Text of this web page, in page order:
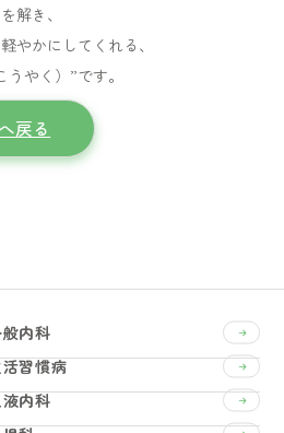
解き、
やかにしてくれる、
やく）”です。
戻る
内科
習慣病
内科